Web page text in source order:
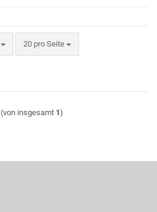
20 pro Seite
pro Seite
(von insgesamt 1)